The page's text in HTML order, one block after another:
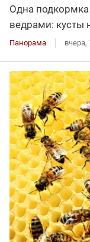
Одна
ведрами: кусты
Панорама вчера,